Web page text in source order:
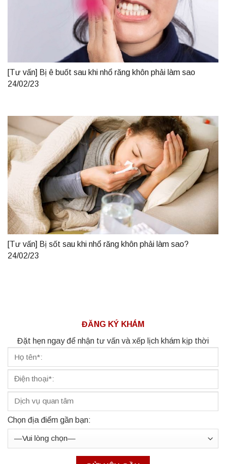
[Tư vấn] Bị ê buốt sau khi nhổ răng khôn phải làm sao
24/02/23
[Tư vấn] Bị sốt sau khi nhổ răng khôn phải làm sao?
24/02/23
ĐĂNG KÝ KHÁM
Đặt hẹn ngay để nhận tư vấn và xếp lịch khám kịp thời
Chọn địa điểm gần bạn: